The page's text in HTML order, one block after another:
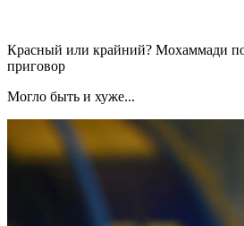
Красный или крайний? Мохаммади
приговор
Могло быть и хуже...